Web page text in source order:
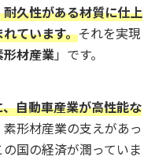
久性がある材質に仕上
ています。それを実現
形材産業」です。
自動車産業が高性能な
素形材産業の支えがあっ
国の経済が潤っていま